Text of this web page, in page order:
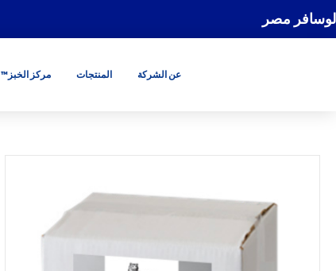
لوسافر مصر
عن الشركة المنتجات مركز الخبز™
GO
GO